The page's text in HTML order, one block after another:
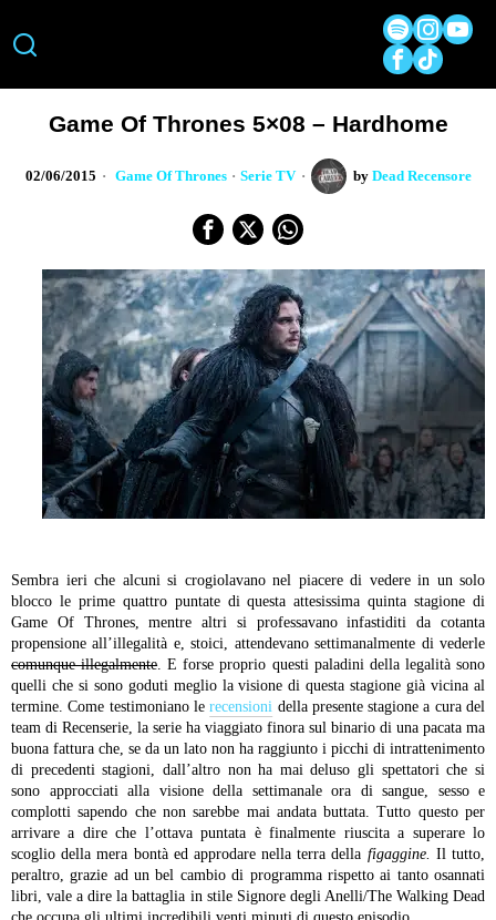
Game Of Thrones 5×08 – Hardhome
02/06/2015 Game Of Thrones · Serie TV by Dead Recensore
Sembra ieri che alcuni si crogiolavano nel piacere di vedere in un solo
blocco le prime quattro puntate di questa attesissima quinta stagione di
Game Of Thrones, mentre altri si professavano infastiditi da cotanta
propensione all’illegalità e, stoici, attendevano settimanalmente di vederle
comunque illegalmente. E forse proprio questi paladini della legalità sono
quelli che si sono goduti meglio la visione di questa stagione già vicina al
termine. Come testimoniano lerecensioni della presente stagione a cura del
team di Recenserie, la serie ha viaggiato finora sul binario di una pacata ma
buona fattura che, se da un lato non ha raggiunto i picchi di intrattenimento
di precedenti stagioni, dall’altro non ha mai deluso gli spettatori che si
sono approcciati alla visione della settimanale ora di sangue, sesso e
complotti sapendo che non sarebbe mai andata buttata. Tutto questo per
arrivare a dire che l’ottava puntata è finalmente riuscita a superare lo
scoglio della mera bontà ed approdare nella terra della figaggine. Il tutto,
peraltro, grazie ad un bel cambio di programma rispetto ai tanto osannati
libri, vale a dire la battaglia in stile Signore degli Anelli/The Walking Dead